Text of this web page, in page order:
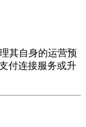
其自身的运营预
付连接服务或升